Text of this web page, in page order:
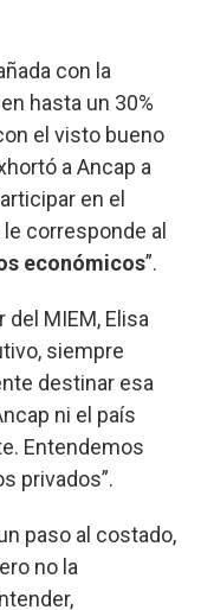
con la
hasta un 30%
el visto bueno
a Ancap a
en el
corresponde al
económicos”.
del MIEM, Elisa
siempre
destinar esa
ni el país
Entendemos
privados”.
paso al costado,
no la